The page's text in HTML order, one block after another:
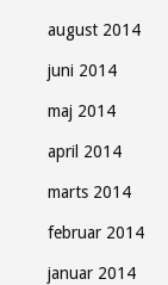
august 2014
juni 2014
maj 2014
april 2014
marts 2014
februar 2014
januar 2014